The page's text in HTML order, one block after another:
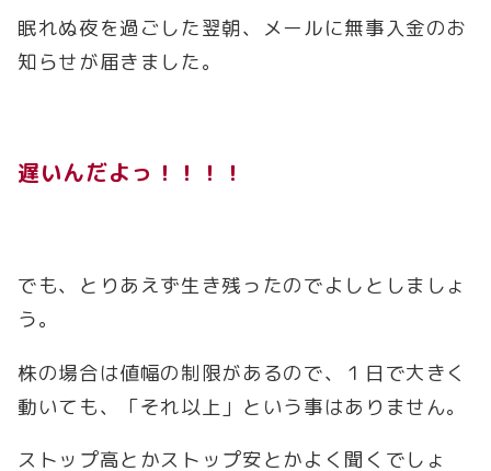
眠れぬ夜を過ごした翌朝、メールに無事入金のお
知らせが届きました。
遅いんだよっ！！！！
でも、とりあえず生き残ったのでよしとしましょ
う。
株の場合は値幅の制限があるので、１日で大きく
動いても、「それ以上」という事はありません。
ストップ高とかストップ安とかよく聞くでしょ